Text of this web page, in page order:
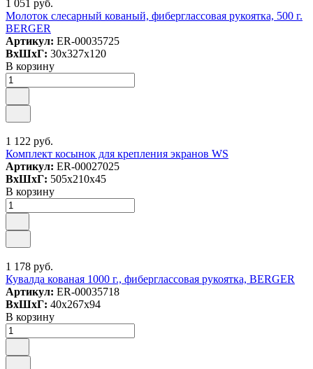
1 051 руб.
Молоток слесарный кованый, фиберглассовая рукоятка, 500 г.
BERGER
Артикул: ER-00035725
ВxШxГ: 30x327x120
В корзину
1 122 руб.
Комплект косынок для крепления экранов WS
Артикул: ER-00027025
ВxШxГ: 505x210x45
В корзину
1 178 руб.
Кувалда кованая 1000 г., фиберглассовая рукоятка, BERGER
Артикул: ER-00035718
ВxШxГ: 40x267x94
В корзину